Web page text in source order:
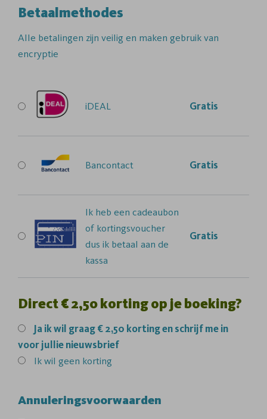
Betaalmethodes
Alle betalingen zijn veilig en maken gebruik van
encryptie
iDEAL Gratis
Bancontact Gratis
Ik heb een cadeaubon
of kortingsvoucher
dus ik betaal aan de
kassa
Gratis
Direct € 2,50 korting op je boeking?
Ja ik wil graag € 2,50 korting en schrijf me in
voor jullie nieuwsbrief
Ik wil geen korting
Annuleringsvoorwaarden